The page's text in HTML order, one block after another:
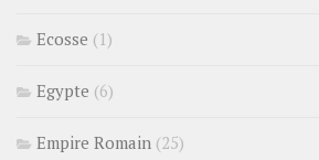
Ecosse (1)
Egypte (6)
Empire Romain (25)